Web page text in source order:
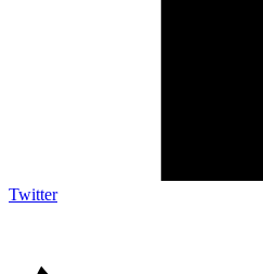
Twitter